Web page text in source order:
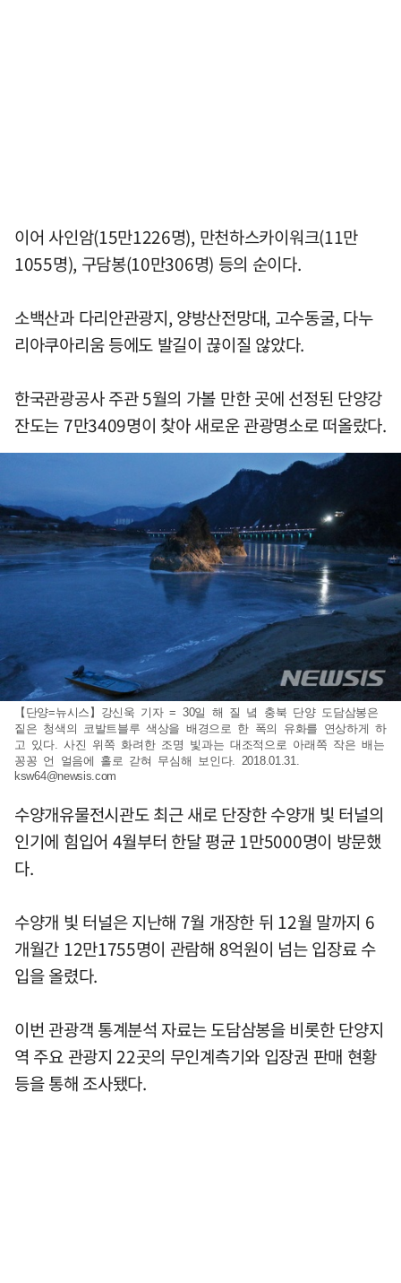
이어 사인암(15만1226명), 만천하스카이워크(11만
1055명), 구담봉(10만306명) 등의 순이다.
소백산과 다리안관광지, 양방산전망대, 고수동굴, 다누
리아쿠아리움 등에도 발길이 끊이질 않았다.
한국관광공사 주관 5월의 가볼 만한 곳에 선정된 단양강
잔도는 7만3409명이 찾아 새로운 관광명소로 떠올랐다.
【단양=뉴시스】강신욱 기자 = 30일 해 질 녘 충북 단양 도담삼봉은
짙은 청색의 코발트블루 색상을 배경으로 한 폭의 유화를 연상하게 하
고 있다. 사진 위쪽 화려한 조명 빛과는 대조적으로 아래쪽 작은 배는
꽁꽁 언 얼음에 홀로 갇혀 무심해 보인다. 2018.01.31.
ksw64@newsis.com
수양개유물전시관도 최근 새로 단장한 수양개 빛 터널의
인기에 힘입어 4월부터 한달 평균 1만5000명이 방문했
다.
수양개 빛 터널은 지난해 7월 개장한 뒤 12월 말까지 6
개월간 12만1755명이 관람해 8억원이 넘는 입장료 수
입을 올렸다.
이번 관광객 통계분석 자료는 도담삼봉을 비롯한 단양지
역 주요 관광지 22곳의 무인계측기와 입장권 판매 현황
등을 통해 조사됐다.